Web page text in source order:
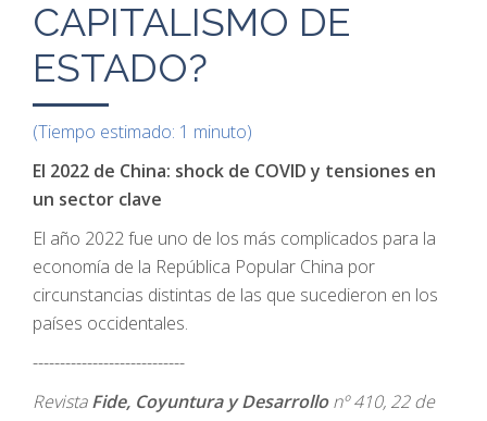
CAPITALISMO DE
ESTADO?
(Tiempo estimado: 1 minuto)
El 2022 de China: shock de COVID y tensiones en
un sector clave
El año 2022 fue uno de los más complicados para la
economía de la República Popular China por
circunstancias distintas de las que sucedieron en los
países occidentales.
----------------------------
RevistaFide, Coyuntura y Desarrollonº 410, 22 de